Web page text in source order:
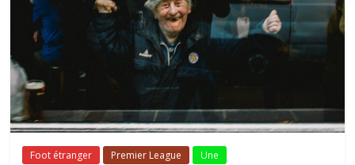
Foot étranger Premier League Une